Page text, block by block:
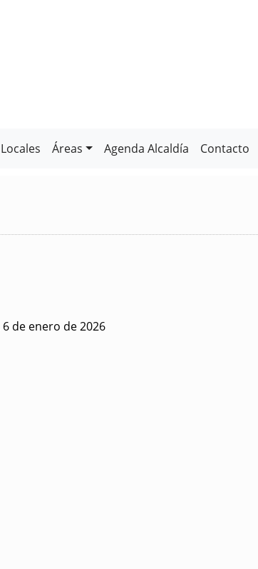
Áreas Agenda Alcaldía Contacto
de enero de 2026